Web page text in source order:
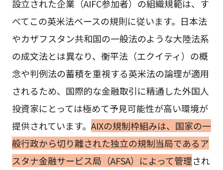
設立された企業（AIFC参加者）の組織規範は、す
べてこの英米法ベースの規則に従います。日本法
やカザフスタン共和国の一般法のような大陸法系
の成文法とは異なり、衡平法（エクイティ）の概
念や判例法の蓄積を重視する英米法の論理が適用
されるため、国際的な金融取引に精通した外国人
投資家にとっては極めて予見可能性が高い環境が
提供されています。 AIXの規制枠組みは、国家の一
般行政から切り離された独立の規制当局であるア
スタナ金融サービス局（AFSA）によって管理され